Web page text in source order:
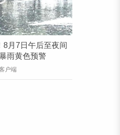
8月7日午后至夜间
雨黄色预警
户端